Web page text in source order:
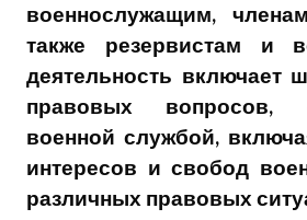
военнослужащим,
также резервистам и
деятельность включает
правовых вопросов,
военной службой,
интересов и свобод
различных правовых